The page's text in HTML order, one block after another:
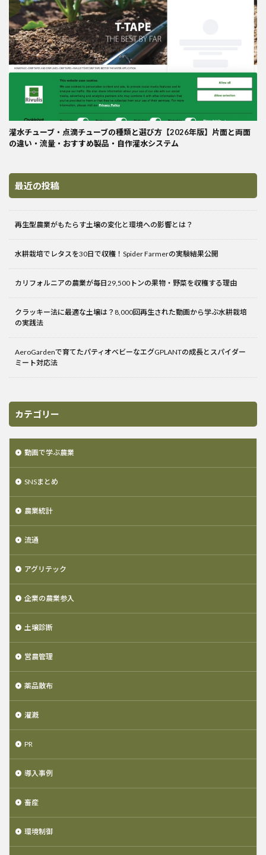
灌水チューブ・点滴チューブの種類と選び方【2026年版】片面と両面
の違い・流量・おすすめ製品・自作灌水システム
最近の投稿
再生型農業がもたらす土壌の変化と環境への影響とは？
水耕栽培でレタスを30日で収穫！Spider Farmerの実験結果公開
カリフォルニアの農業が毎日29,500トンの果物・野菜を収穫する理由
クラッキー法に最適な土壌は？8,000回再生された動画から学ぶ水耕栽培
の実践法
AeroGardenで育てたパティオベビーなエグGPLANTの成長とスパイダー
ミート対応法
カテゴリー
動画で学ぶ農業
SNSまとめ
農業統計
流通
アグリテック
企業の農業参入
土壌診断
営農管理
薬品散布
灌漑
PR
導入事例
畜産
環境制御